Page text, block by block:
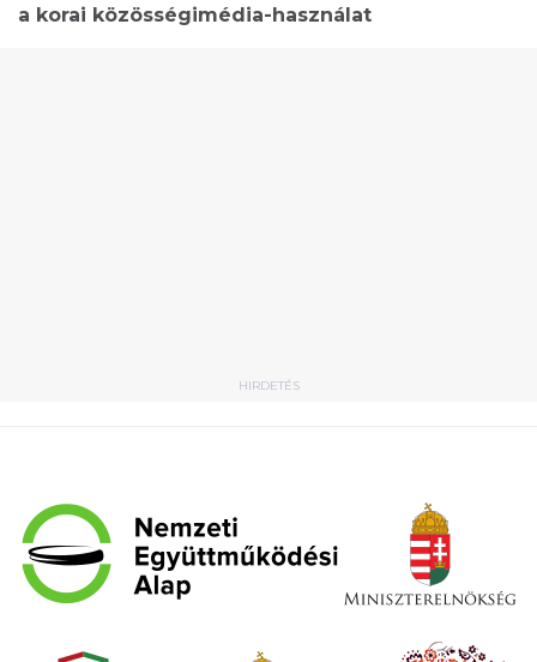
a korai közösségimédia-használat
HIRDETÉS